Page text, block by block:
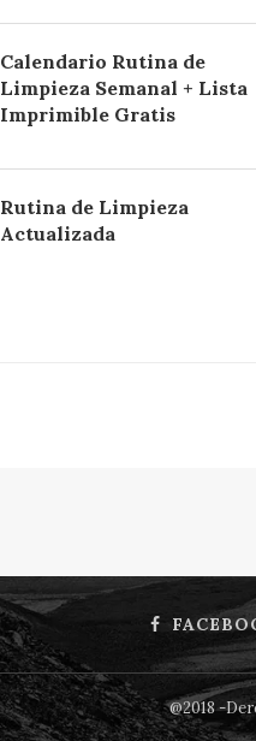
Calendario Rutina de
Limpieza Semanal + Lista
Imprimible Gratis
Rutina de Limpieza
Actualizada
@2018 -